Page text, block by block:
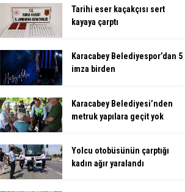
Tarihi eser kaçakçısı sert
kayaya çarptı
Karacabey Belediyespor’dan 5
imza birden
Karacabey Belediyesi’nden
metruk yapılara geçit yok
Yolcu otobüsünün çarptığı
kadın ağır yaralandı